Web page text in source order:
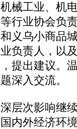
工业、机
行业协会负
义乌小商品
负责人，以
提出建议。
深入交流。
次影响继
内外经济环